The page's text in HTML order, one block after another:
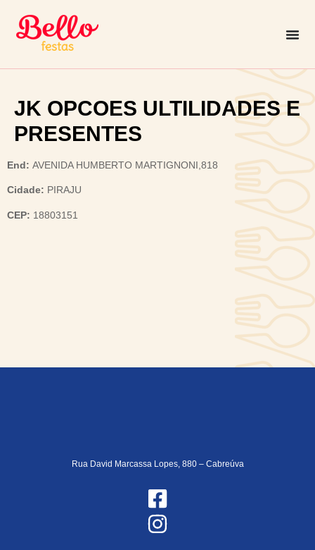
JK OPCOES ULTILIDADES E
PRESENTES
End: AVENIDA HUMBERTO MARTIGNONI,818
Cidade: PIRAJU
CEP: 18803151
Rua David Marcassa Lopes, 880 – Cabreúva